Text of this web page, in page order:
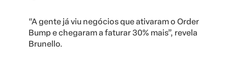
“A gente já viu negócios que ativaram o Order
Bump e chegaram a faturar 30% mais”, revela
Brunello.